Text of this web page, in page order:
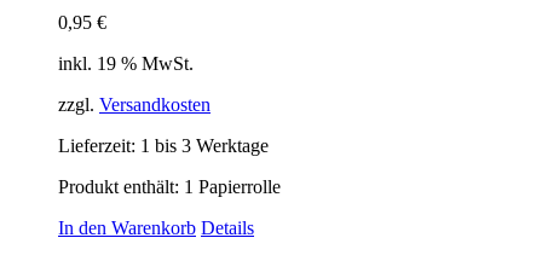
0,95 €
inkl. 19 % MwSt.
zzgl. Versandkosten
Lieferzeit: 1 bis 3 Werktage
Produkt enthält: 1 Papierrolle
In den Warenkorb Details